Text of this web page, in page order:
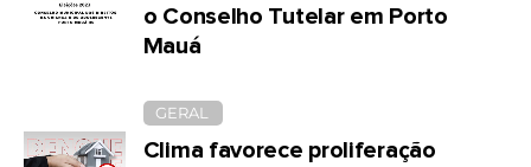
o Conselho Tutelar em Porto
Mauá
GERAL
Clima favorece proliferação